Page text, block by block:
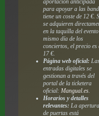
aportación anticipada
para apoyar a las
tiene un coste de 12 €.
se adquieren
en la taquilla del
mismo día de los
conciertos, el precio es
17 €.
Página web oficial:
entradas digitales se
gestionan a través del
portal de la ticketera
oficial: Mangual.es.
Horarios y detalles
relevantes: La apertura
de puertas está